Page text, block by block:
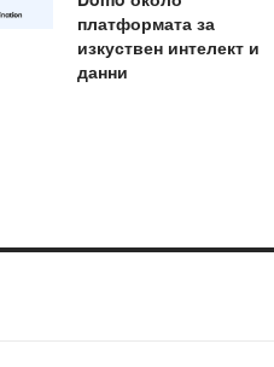
платформата за
изкуствен интелект и
данни